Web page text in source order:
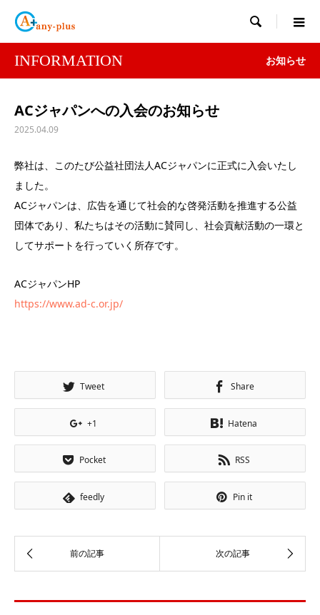

INFORMATION お知らせ
ACジャパンへの入会のお知らせ
2025.04.09
弊社は、このたび公益社団法人ACジャパンに正式に入会いたし
ました。
ACジャパンは、広告を通じて社会的な啓発活動を推進する公益
団体であり、私たちはその活動に賛同し、社会貢献活動の一環と
してサポートを行っていく所存です。
ACジャパンHP
https://www.ad-c.or.jp/
Tweet Share
+1 Hatena
Pocket RSS
feedly Pin it